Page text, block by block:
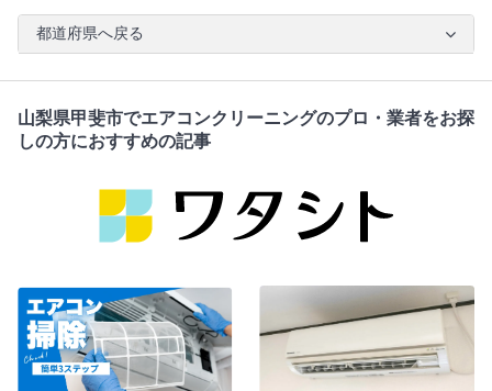
都道府県へ戻る
山梨県甲斐市でエアコンクリーニングのプロ・業者をお探
しの方におすすめの記事